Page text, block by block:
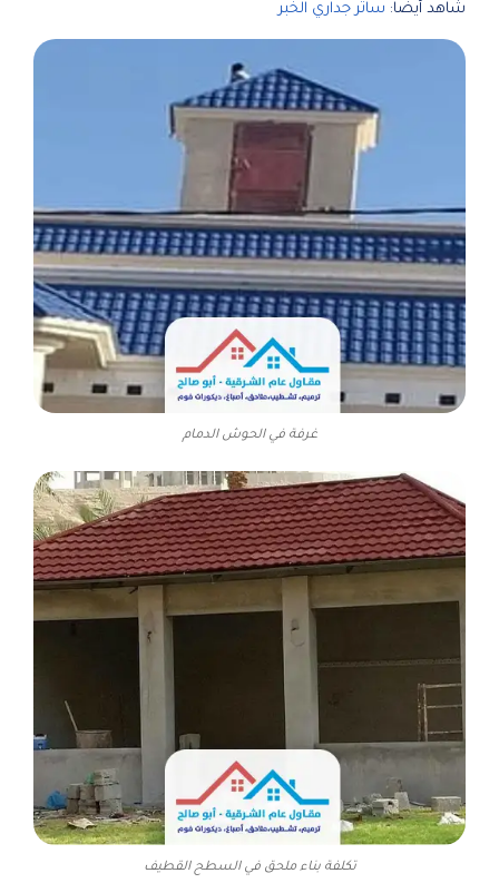
شاهد أيضا: ساتر جداري الخبر
غرفة في الحوش الدمام
تكلفة بناء ملحق في السطح القطيف